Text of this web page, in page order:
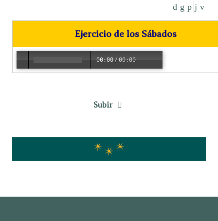
Ejercicio de los Sábados
00:00 /00:00
Subir